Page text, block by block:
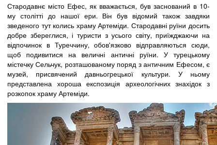
Стародавнє місто Ефес, як вважається, був заснований в 10-
му столітті до нашої ери. Він був відомий також завдяки
зведеного тут колись храму Артеміди. Стародавні руїни досить
добре збереглися, і туристи з усього світу, приїжджаючи на
відпочинок в Туреччину, обов'язково відправляються сюди,
щоб подивитися на величні античні руїни. У турецькому
містечку Сельчук, розташованому поряд з античним Ефесом, є
музей, присвячений давньогрецької культури. У ньому
представлена хороша експозиція археологічних знахідок з
розкопок храму Артеміди.